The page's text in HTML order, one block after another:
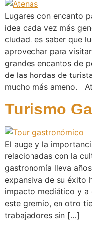
Lugares con encanto
idea cada vez más
ciudad, es saber que
aprovechar para
grandes encantos de
de las hordas de
mucho más ameno.
Turismo
El auge y la
relacionadas con la
gastronomía lleva
expansiva de su éxito
impacto mediático y a
este gremio, en otro
trabajadores sin […]